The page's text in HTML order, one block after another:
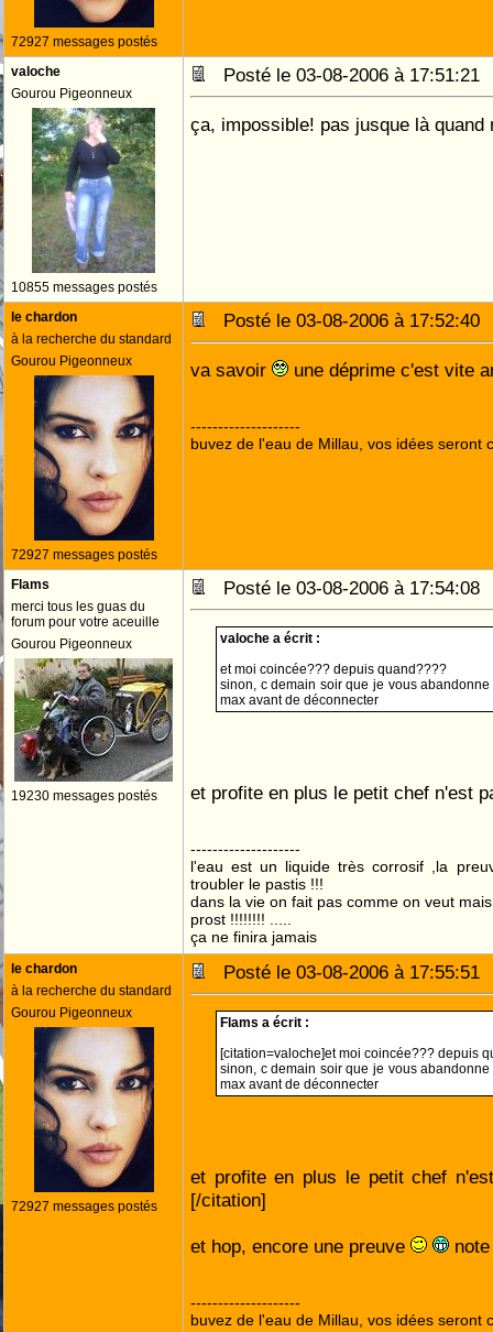
72927 messages postés
valoche
Gourou Pigeonneux
10855 messages postés
Posté le 03-08-2006 à
ça, impossible! pas jusque là quand
le chardon
à la recherche du standard
Gourou Pigeonneux
72927 messages postés
Posté le 03-08-2006 à
va savoir une déprime c'est vite
--------------------
buvez de l'eau de Millau, vos idées seront
Flams
merci tous les guas du
forum pour votre aceuille
Gourou Pigeonneux
19230 messages postés
Posté le 03-08-2006 à
valoche a écrit :
et moi coincée??? depuis quand????
sinon, c demain soir que je vous
max avant de déconnecter
et profite en plus le petit chef n'est
--------------------
l'eau est un liquide très corrosif ,la
troubler le pastis !!!
dans la vie on fait pas comme on veut
prost !!!!!!!! .....
ça ne finira jamais
le chardon
à la recherche du standard
Gourou Pigeonneux
72927 messages postés
Posté le 03-08-2006 à
Flams a écrit :
[citation=valoche]et moi coincée??? depuis
sinon, c demain soir que je vous
max avant de déconnecter
et profite en plus le petit chef
[/citation]
et hop, encore une preuve
--------------------
buvez de l'eau de Millau, vos idées seront